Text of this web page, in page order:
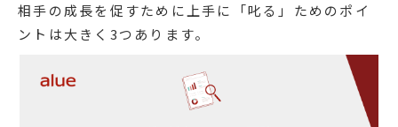
相手の成長を促すために上手に「叱る」ためのポイ
ントは大きく3つあります。